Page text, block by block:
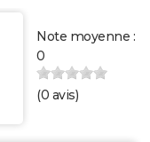
Note moyenne :
0
(0 avis)